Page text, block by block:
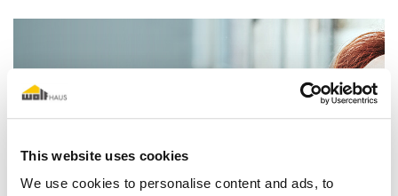
This website uses cookies
We use cookies to personalise content and ads, to
Scopri perchè